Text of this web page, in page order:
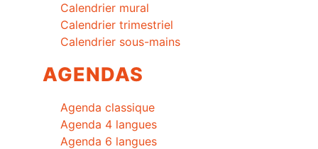
Calendrier mural
Calendrier trimestriel
Calendrier sous-mains
AGENDAS
Agenda classique
Agenda 4 langues
Agenda 6 langues